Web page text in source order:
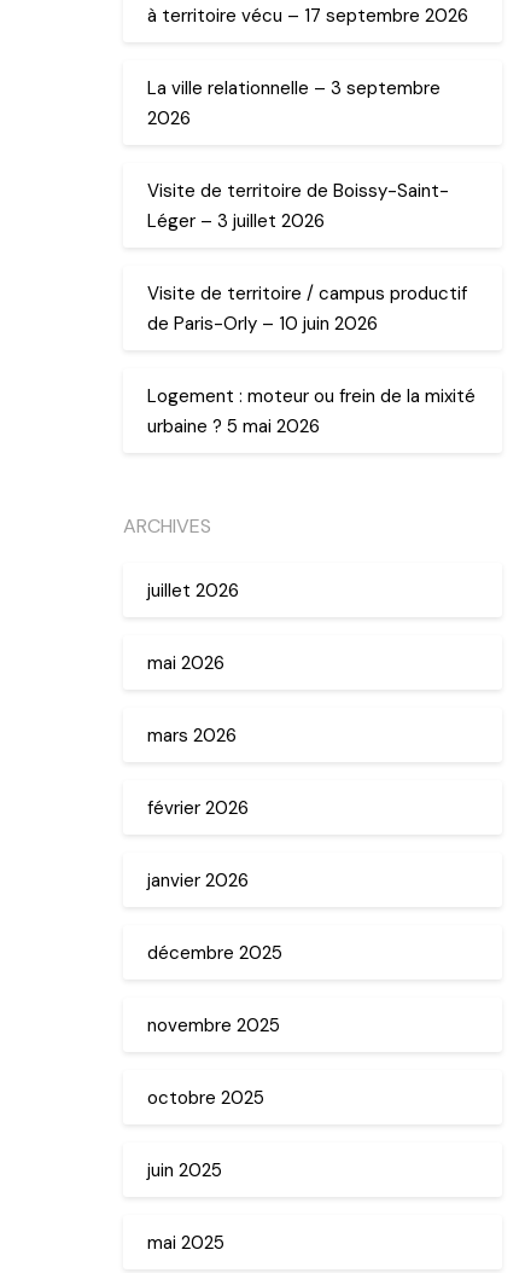
à territoire vécu – 17 septembre 2026
La ville relationnelle – 3 septembre
2026
Visite de territoire de Boissy-Saint-
Léger – 3 juillet 2026
Visite de territoire / campus productif
de Paris-Orly – 10 juin 2026
Logement : moteur ou frein de la mixité
urbaine ? 5 mai 2026
ARCHIVES
juillet 2026
mai 2026
mars 2026
février 2026
janvier 2026
décembre 2025
novembre 2025
octobre 2025
juin 2025
mai 2025